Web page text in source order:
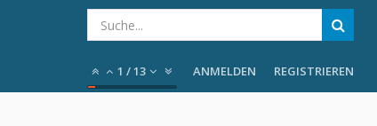
1 /13 ANMELDEN REGISTRIEREN